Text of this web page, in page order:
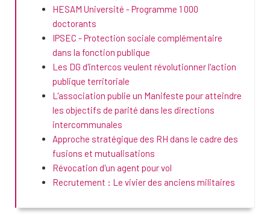
HESAM Université - Programme 1 000
doctorants
IPSEC - Protection sociale complémentaire
dans la fonction publique
Les DG d'intercos veulent révolutionner l'action
publique territoriale
L'association publie un Manifeste pour atteindre
les objectifs de parité dans les directions
intercommunales
Approche stratégique des RH dans le cadre des
fusions et mutualisations
Révocation d'un agent pour vol
Recrutement : Le vivier des anciens militaires